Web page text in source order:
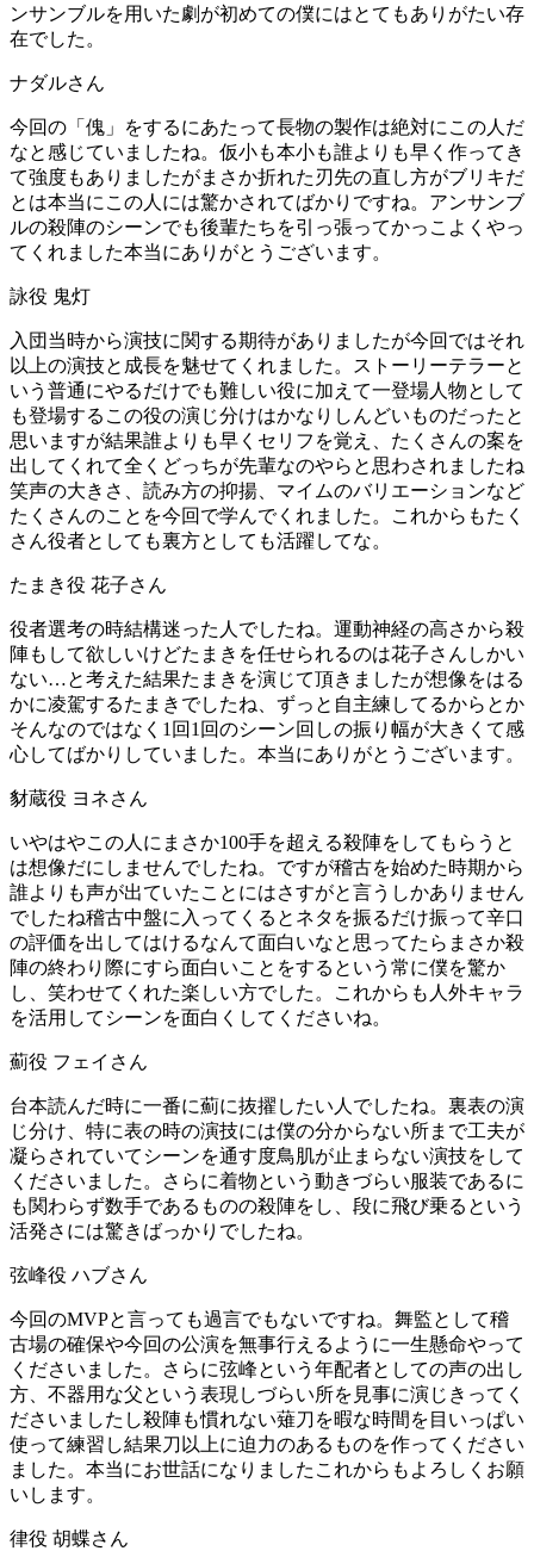
ンサンブルを用いた劇が初めての僕にはとてもありがたい存
在でした。
ナダルさん
今回の「傀」をするにあたって長物の製作は絶対にこの人だ
なと感じていましたね。仮小も本小も誰よりも早く作ってき
て強度もありましたがまさか折れた刃先の直し方がブリキだ
とは本当にこの人には驚かされてばかりですね。アンサンブ
ルの殺陣のシーンでも後輩たちを引っ張ってかっこよくやっ
てくれました本当にありがとうございます。
詠役 鬼灯
入団当時から演技に関する期待がありましたが今回ではそれ
以上の演技と成長を魅せてくれました。ストーリーテラーと
いう普通にやるだけでも難しい役に加えて一登場人物として
も登場するこの役の演じ分けはかなりしんどいものだったと
思いますが結果誰よりも早くセリフを覚え、たくさんの案を
出してくれて全くどっちが先輩なのやらと思わされましたね
笑声の大きさ、読み方の抑揚、マイムのバリエーションなど
たくさんのことを今回で学んでくれました。これからもたく
さん役者としても裏方としても活躍してな。
たまき役 花子さん
役者選考の時結構迷った人でしたね。運動神経の高さから殺
陣もして欲しいけどたまきを任せられるのは花子さんしかい
ない…と考えた結果たまきを演じて頂きましたが想像をはる
かに凌駕するたまきでしたね、ずっと自主練してるからとか
そんなのではなく1回1回のシーン回しの振り幅が大きくて感
心してばかりしていました。本当にありがとうございます。
豺蔵役 ヨネさん
いやはやこの人にまさか100手を超える殺陣をしてもらうと
は想像だにしませんでしたね。ですが稽古を始めた時期から
誰よりも声が出ていたことにはさすがと言うしかありません
でしたね稽古中盤に入ってくるとネタを振るだけ振って辛口
の評価を出してはけるなんて面白いなと思ってたらまさか殺
陣の終わり際にすら面白いことをするという常に僕を驚か
し、笑わせてくれた楽しい方でした。これからも人外キャラ
を活用してシーンを面白くしてくださいね。
薊役 フェイさん
台本読んだ時に一番に薊に抜擢したい人でしたね。裏表の演
じ分け、特に表の時の演技には僕の分からない所まで工夫が
凝らされていてシーンを通す度鳥肌が止まらない演技をして
くださいました。さらに着物という動きづらい服装であるに
も関わらず数手であるものの殺陣をし、段に飛び乗るという
活発さには驚きばっかりでしたね。
弦峰役 ハブさん
今回のMVPと言っても過言でもないですね。舞監として稽
古場の確保や今回の公演を無事行えるように一生懸命やって
くださいました。さらに弦峰という年配者としての声の出し
方、不器用な父という表現しづらい所を見事に演じきってく
ださいましたし殺陣も慣れない薙刀を暇な時間を目いっぱい
使って練習し結果刀以上に迫力のあるものを作ってください
ました。本当にお世話になりましたこれからもよろしくお願
いします。
律役 胡蝶さん